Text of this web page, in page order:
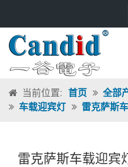
当前位置: 首页 全部
车载迎宾灯
雷克萨斯
雷克萨斯车载迎宾